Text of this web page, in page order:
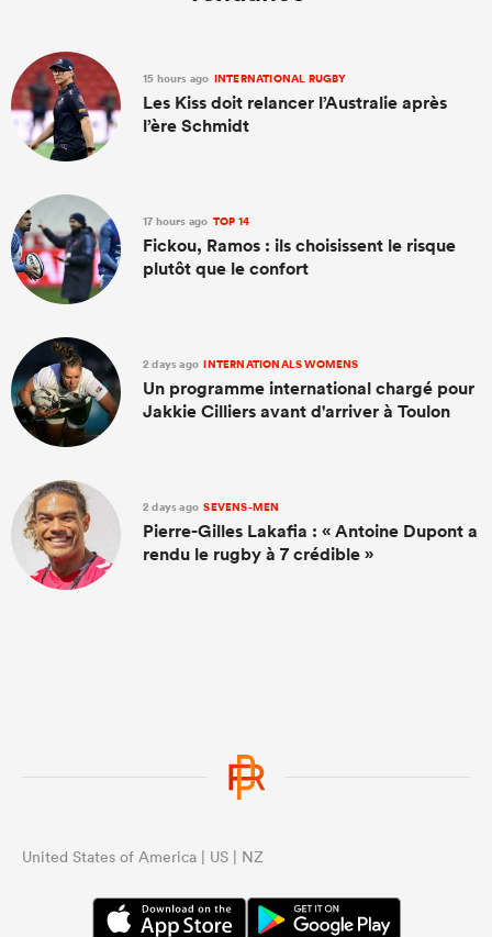
15 hours ago INTERNATIONAL RUGBY
Les Kiss doit relancer l’Australie après
l’ère Schmidt
17 hours ago TOP 14
Fickou, Ramos : ils choisissent le risque
plutôt que le confort
2 days ago INTERNATIONALS WOMENS
Un programme international chargé pour
Jakkie Cilliers avant d'arriver à Toulon
2 days ago SEVENS-MEN
Pierre-Gilles Lakafia : « Antoine Dupont a
rendu le rugby à 7 crédible »
United States of America | US | NZ